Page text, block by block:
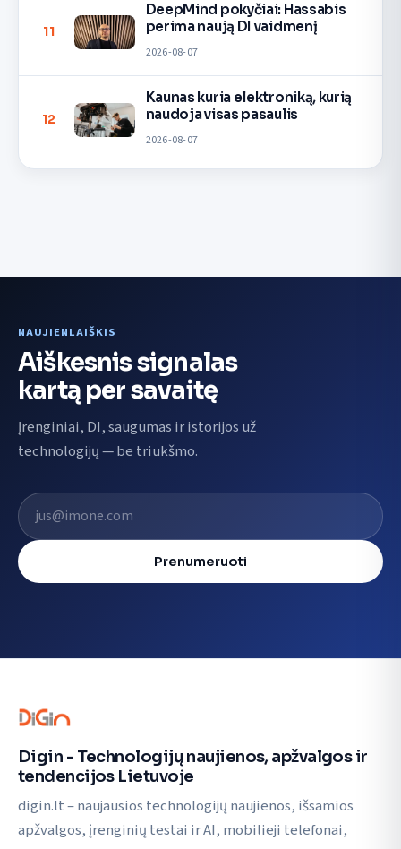
11
DeepMind pokyčiai: Hassabis
perima naują DI vaidmenį
2026-08-07
12
Kaunas kuria elektroniką, kurią
naudoja visas pasaulis
2026-08-07
NAUJIENLAIŠKIS
Aiškesnis signalas
kartą per savaitę
Įrenginiai, DI, saugumas ir istorijos už
technologijų — be triukšmo.
El. pašto adresas
Prenumeruoti
Digin - Technologijų naujienos, apžvalgos ir
tendencijos Lietuvoje
digin.lt – naujausios technologijų naujienos, išsamios
apžvalgos, įrenginių testai ir AI, mobilieji telefonai,